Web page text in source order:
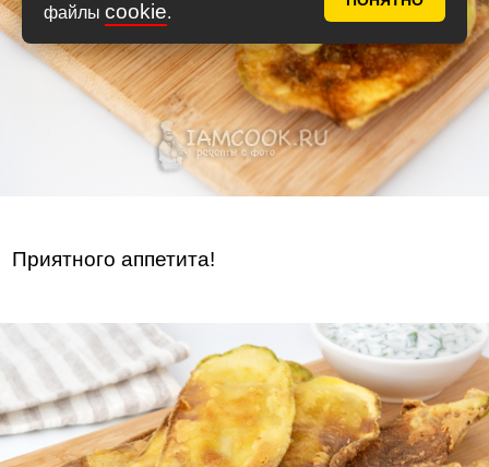
файлы cookie.
Приятного аппетита!